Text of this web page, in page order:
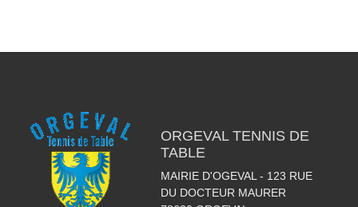
ORGEVAL TENNIS DE
TABLE
MAIRIE D'OGEVAL - 123 RUE
DU DOCTEUR MAURER